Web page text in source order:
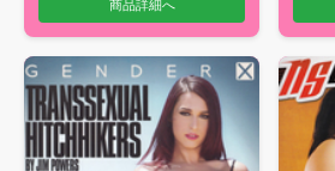
商品詳細へ